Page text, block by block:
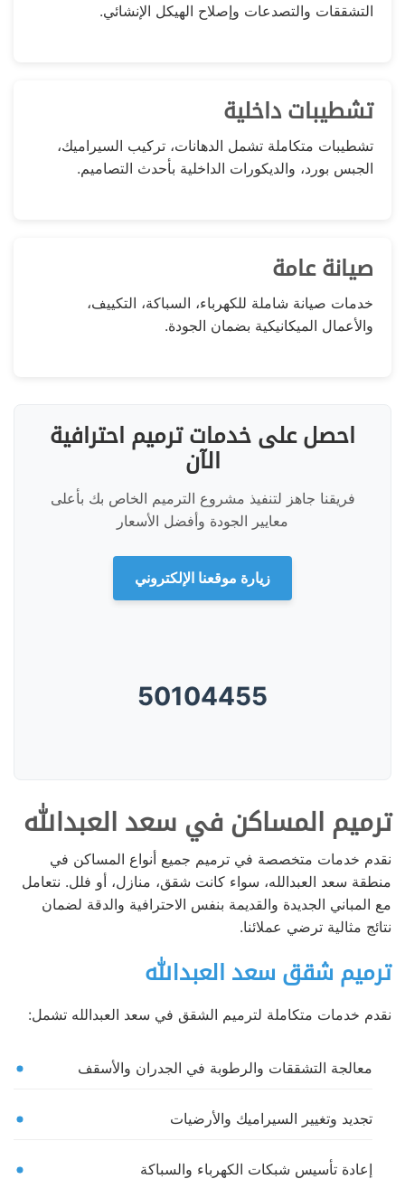
التشققات والتصدعات وإصلاح الهيكل الإنشائي.
تشطيبات داخلية
تشطيبات متكاملة تشمل الدهانات، تركيب السيراميك،
الجبس بورد، والديكورات الداخلية بأحدث التصاميم.
صيانة عامة
خدمات صيانة شاملة للكهرباء، السباكة، التكييف،
والأعمال الميكانيكية بضمان الجودة.
احصل على خدمات ترميم احترافية
الآن
فريقنا جاهز لتنفيذ مشروع الترميم الخاص بك بأعلى
معايير الجودة وأفضل الأسعار
زيارة موقعنا الإلكتروني
50104455
ترميم المساكن في سعد العبدالله
نقدم خدمات متخصصة في ترميم جميع أنواع المساكن في
منطقة سعد العبدالله، سواء كانت شقق، منازل، أو فلل. نتعامل
مع المباني الجديدة والقديمة بنفس الاحترافية والدقة لضمان
نتائج مثالية ترضي عملائنا.
ترميم شقق سعد العبدالله
نقدم خدمات متكاملة لترميم الشقق في سعد العبدالله تشمل:
معالجة التشققات والرطوبة في الجدران والأسقف
تجديد وتغيير السيراميك والأرضيات
إعادة تأسيس شبكات الكهرباء والسباكة